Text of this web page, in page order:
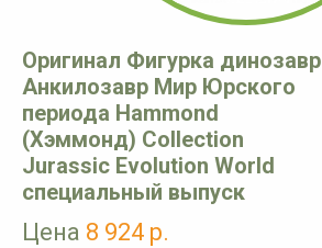
Оригинал Фигурка динозавр
Анкилозавр Мир Юрского
периода Hammond
(Хэммонд) Collection
Jurassic Evolution World
специальный выпуск
Цена 8 924 р.